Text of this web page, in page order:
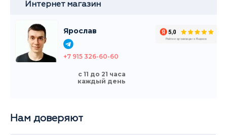
Интернет магазин
Ярослав
+7 915 326-60-60
с 11 до 21 часа
каждый день
Нам доверяют